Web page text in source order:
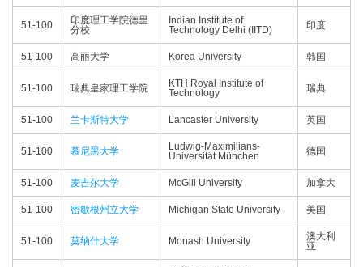
51-100
印度理工学院德里
分校
Indian Institute of
Technology Delhi (IITD)
印度
51-100 高丽大学 Korea University 韩国
51-100 瑞典皇家理工学院
KTH Royal Institute of
Technology
瑞典
51-100 兰卡斯特大学 Lancaster University 英国
51-100 慕尼黑大学
Ludwig-Maximilians-
Universität München
德国
51-100 麦吉尔大学 McGill University 加拿大
51-100 密歇根州立大学 Michigan State University 美国
51-100 莫纳什大学 Monash University
澳大利
亚